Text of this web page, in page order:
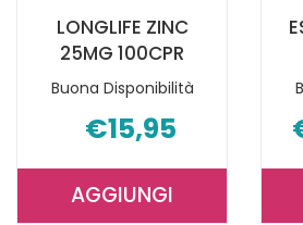
LONGLIFE ZINC
25MG 100CPR
Buona Disponibilità
€15,95
AGGIUNGI
AGGIUNGI